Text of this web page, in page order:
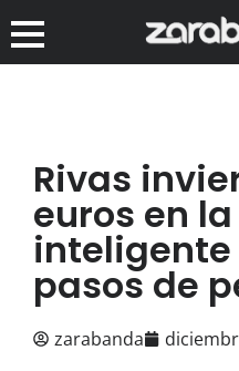
Rivas
euros en
inteligente
pasos de
zarabanda